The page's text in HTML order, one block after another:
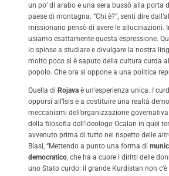
un po’ di arabo e una sera bussò alla porta
paese di montagna. “Chi è?”, sentì dire
missionario pensò di avere le allucinazioni.
usiamo esattamente questa espressione.
lo spinse a studiare e divulgare la nostra
molto poco si è saputo della cultura curda
popolo. Che ora si oppone a una politica
Quella di Rojava è un’esperienza unica. I
opporsi all’Isis e a costituire una realtà
meccanismi dell’organizzazione
della filosofia dell’ideologo Ocalan in quel
avvenuto prima di tutto nel rispetto delle
Biasi, “Mettendo a punto una forma di
democratico , che ha a cuore i diritti delle
uno Stato curdo: il grande Kurdistan non